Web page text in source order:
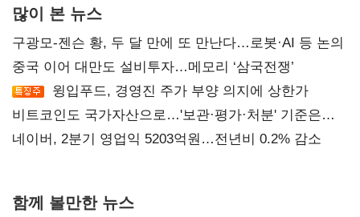
많이 본 뉴스
구광모-젠슨 황, 두 달 만에 또 만난다…로봇·AI 등 논의
중국 이어 대만도 설비투자…메모리 ‘삼국전쟁’
윙입푸드, 경영진 주가 부양 의지에 상한가
비트코인도 국가자산으로…'보관·평가·처분' 기준은
숙제
네이버, 2분기 영업익 5203억원…전년비 0.2% 감소
함께 볼만한 뉴스